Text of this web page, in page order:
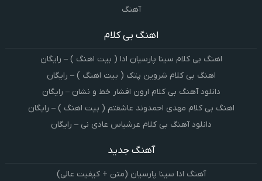
آهنگ
اهنگ بی کلام
اهنگ بی کلام سینا پارسیان ادا ( بیت اهنگ ) – رایگان
اهنگ بی کلام شروین پتک ( بیت اهنگ ) – رایگان
دانلود آهنگ بی کلام ارون افشار خط و نشان – رایگان
اهنگ بی کلام مهدی احمدوند عاشقتم ( بیت اهنگ ) – رایگان
دانلود آهنگ بی کلام عرشیاس عادی نی – رایگان
آهنگ جدید
آهنگ ادا سینا پارسیان (متن + کیفیت عالی)